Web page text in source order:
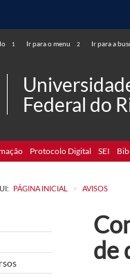
1 Ir para o menu 2 Ir para a
Federal do
Protocolo Digital SEI
PÁGINA INICIAL > AVISOS
de